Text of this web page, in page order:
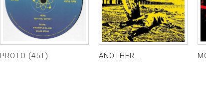
PROTO (45T) ANOTHER...